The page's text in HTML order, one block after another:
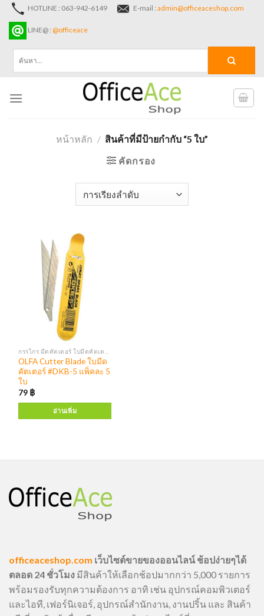
Skip
content
HOTLINE : 063-942-6149 E-mail : admin@officeaceshop.com
LINE@ : @officeace
หน้าหลัก / สินค้าที่มีป้ายกำกับ “5 ใบ”
คัดกรอง
กรรไกร มีดคัตเตอร์ ใบมีดคัตเตอร์
OLFA Cutter Blade ใบมีด
คัตเตอร์ #DKB-5 แพ็คละ 5
ใบ
79 ฿
อ่านเพิ่ม
officeaceshop.com เว็บไซต์ขายของออนไลน์ ช้อปง่ายๆได้
ตลอด 24 ชั่วโมง มีสินค้าให้เลือกช้อปมากกว่า 5,000 รายการ
พร้อมรองรับทุกความต้องการ อาทิ เช่น อุปกรณ์คอมพิวเตอร์
และไอที, เฟอร์นิเจอร์, อุปกรณ์สำนักงาน, งานปริ้น และ สินค้า